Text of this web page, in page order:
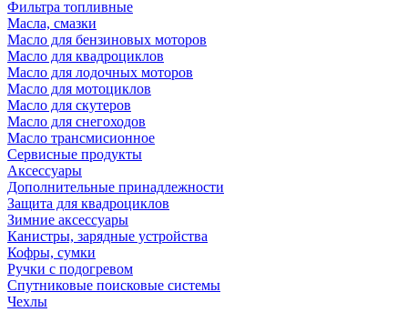
Фильтра топливные
Масла, смазки
Масло для бензиновых моторов
Масло для квадроциклов
Масло для лодочных моторов
Масло для мотоциклов
Масло для скутеров
Масло для снегоходов
Масло трансмисионное
Сервисные продукты
Аксессуары
Дополнительные принадлежности
Защита для квадроциклов
Зимние аксессуары
Канистры, зарядные устройства
Кофры, сумки
Ручки с подогревом
Спутниковые поисковые системы
Чехлы